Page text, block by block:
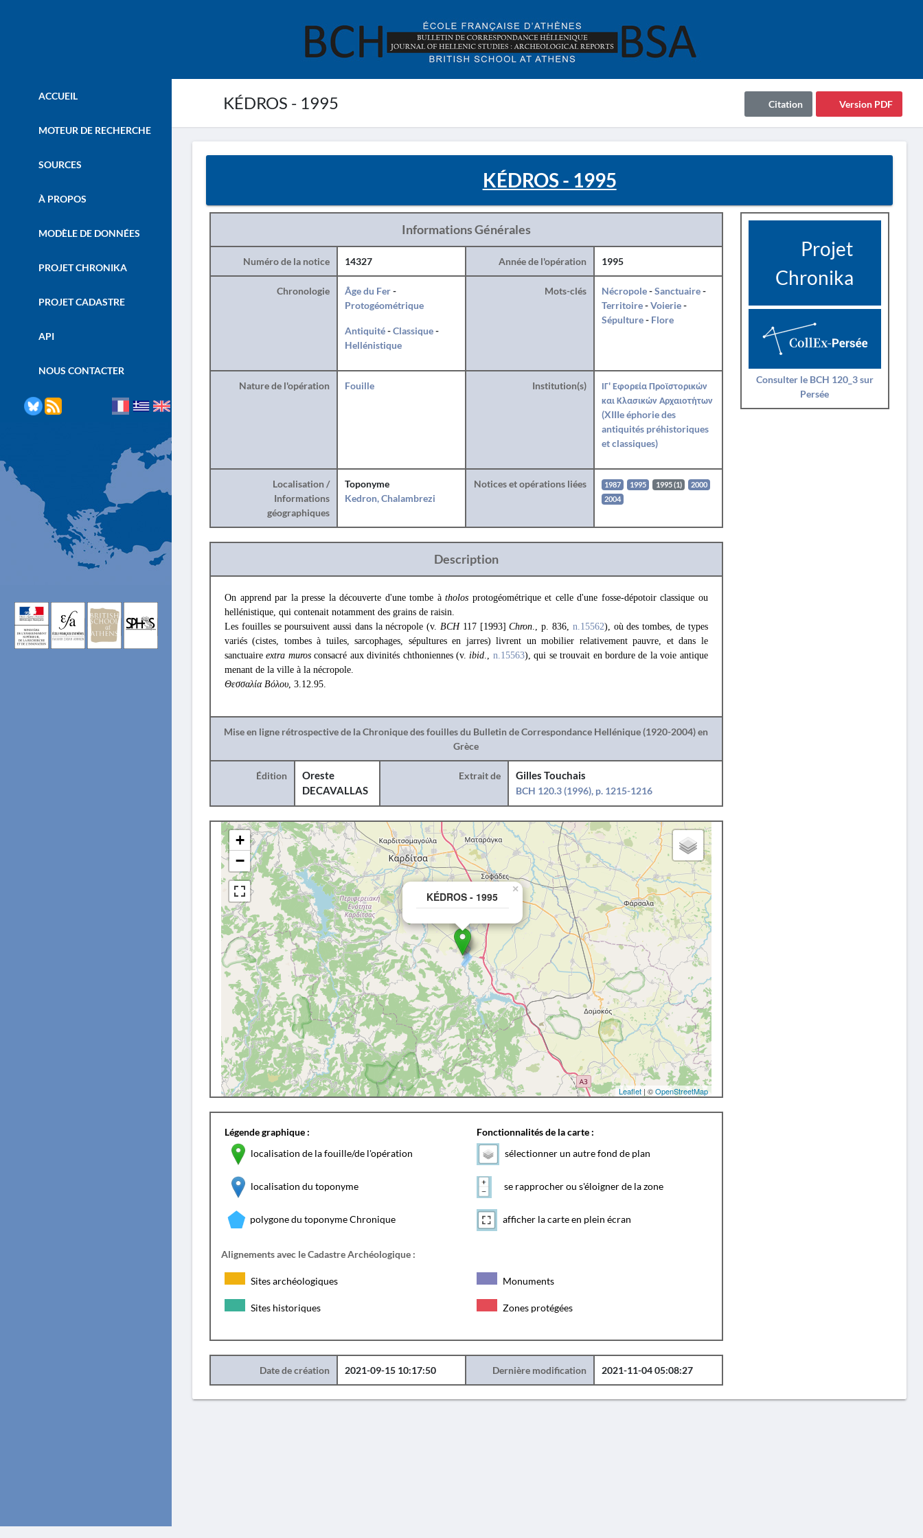
KÉDROS - 1995 Version PDF
Citation
ACCUEIL
MOTEUR DE RECHERCHE
SOURCES
À PROPOS
MODÈLE DE DONNÉES
PROJET CHRONIKA
PROJET CADASTRE
API
NOUS CONTACTER
KÉDROS - 1995
Informations Générales
Numéro de la notice 14327 Année de l'opération 1995
Chronologie Âge du Fer-
Protogéométrique
Antiquité-Classique-
Hellénistique
Mots-clés Nécropole-Sanctuaire-
Territoire-Voierie-
Sépulture- Flore
Nature de l'opération Fouille Institution(s)
ΙΓ' Εφορεία Προϊστορικών
και Κλασικών Αρχαιοτήτων
(XIIIe éphorie des
antiquités préhistoriques
et classiques)
Localisation /
Informations
géographiques
Toponyme
Kedron, Chalambrezi
Notices et opérations liées 1987 1995 1995 (1)
2000
2004
Description
On apprend par la presse la découverte d'une tombe àtholos protogéométrique et celle d'une fosse-dépotoir classique ou
hellénistique, qui contenait notamment des grains de raisin.
Les fouilles se poursuivent aussi dans la nécropole (v.BCH 117 [1993]Chron., p. 836, n.15562), où des tombes, de types
variés (cistes, tombes à tuiles, sarcophages, sépultures en jarres) livrent un mobilier relativement pauvre, et dans le
sanctuaireextra murosconsacré aux divinités chthoniennes (v.ibid., n.15563), qui se trouvait en bordure de la voie antique
menant de la ville à la nécropole.
Θεσσαλία Βόλου, 3.12.95.
Mise en ligne rétrospective de la Chronique des fouilles du Bulletin de Correspondance Hellénique (1920-2004) en
Grèce
Édition
Oreste
DECAVALLAS
Extrait de
Gilles Touchais
BCH 120.3 (1996), p. 1215-1216
KÉDROS - 1995
×
+
−
Leaflet| ©OpenStreetMap
Légende graphique :
localisation de la fouille/de l'opération
localisation du toponyme
polygone du toponyme Chronique
Fonctionnalités de la carte :
sélectionner un autre fond de plan
se rapprocher ou s'éloigner de la zone
afficher la carte en plein écran
Alignements avec le Cadastre Archéologique :
Sites archéologiques Monuments
Sites historiques Zones protégées
Date de création 2021-09-15 10:17:50 Dernière modification 2021-11-04 05:08:27
Projet
Chronika
Consulter le BCH 120_3 sur
Persée